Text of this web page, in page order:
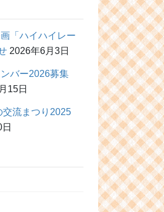
「ハイハイレー
2026年6月3日
バー2026募集
15日
交流まつり2025